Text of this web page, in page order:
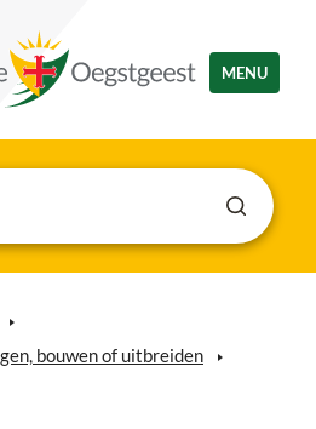
MENU
bouwen of uitbreiden